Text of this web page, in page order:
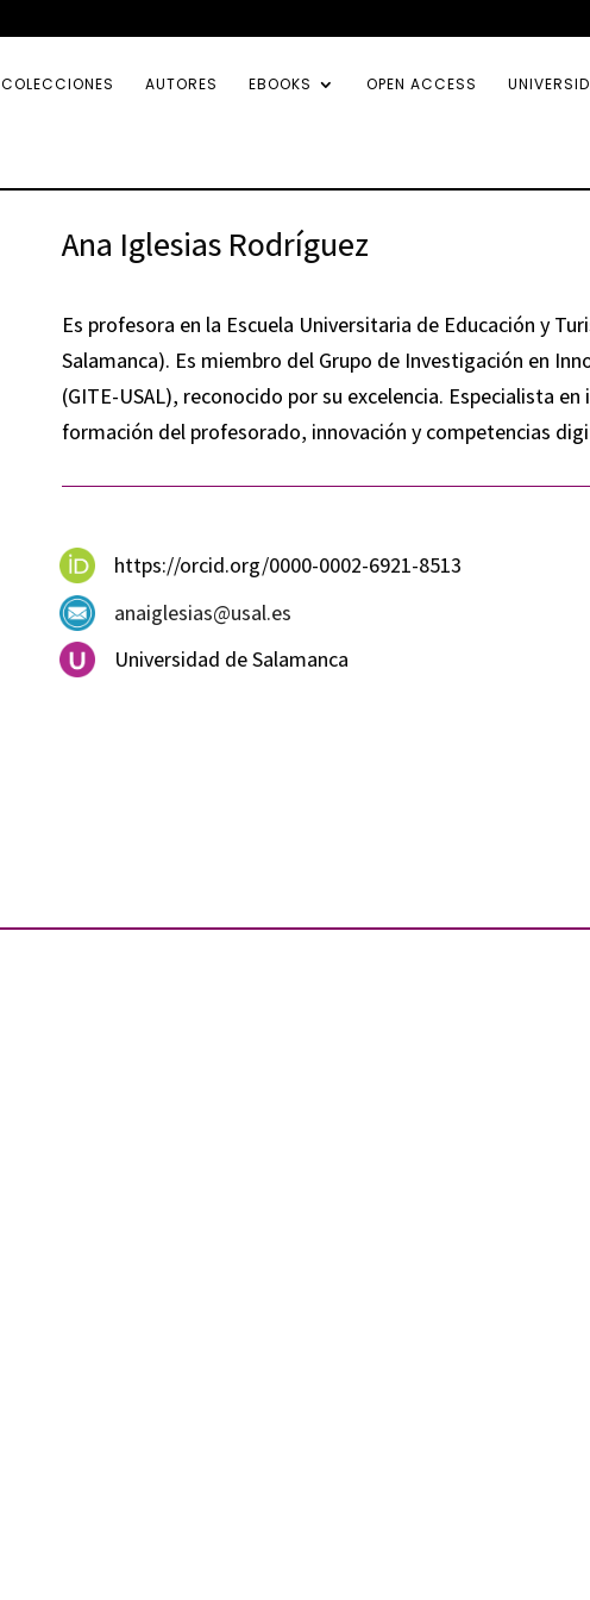
COLECCIONES AUTORES EBOOKS OPEN ACCESS
Ana Iglesias Rodríguez
Es profesora en la Escuela Universitaria de Educación y
Salamanca). Es miembro del Grupo de Investigación en
(GITE-USAL), reconocido por su excelencia. Especialista
formación del profesorado, innovación y competencias
https://orcid.org/0000-0002-6921-8513
anaiglesias@usal.es
Universidad de Salamanca